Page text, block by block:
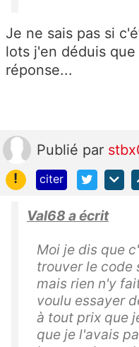
Je ne sais pas si
lots j'en déduis
réponse...
Publié par
!
citer
Val68 a écrit
Moi je dis que
trouver le code
mais rien n'y
voulu essayer
à tout prix que
que je l'avais